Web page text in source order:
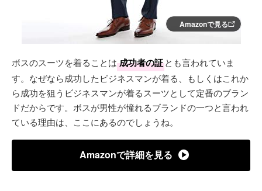
Amazonで見る
ボスのスーツを着ることは 成功者の証とも言われていま
す。なぜなら成功したビジネスマンが着る、もしくはこれか
ら成功を狙うビジネスマンが着るスーツとして定番のブラン
ドだからです。ボスが男性が憧れるブランドの一つと言われ
ている理由は、ここにあるのでしょうね。
Amazonで詳細を見る